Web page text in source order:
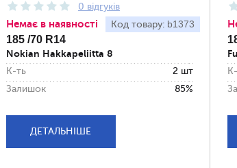
0 відгуків
Код товару: b1373
Немає в наявності
185 /70 R14
Nokian Hakkapeliitta 8
К-ть
2 шт
Залишок
85%
ДЕТАЛЬНІШЕ